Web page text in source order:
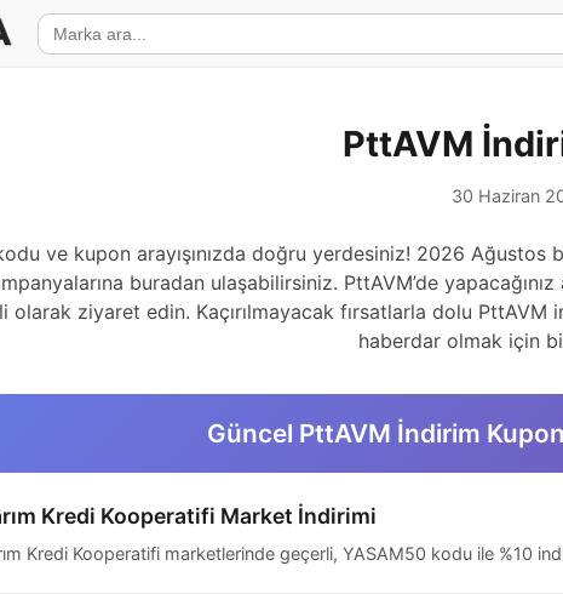
PttAVM
30 Haziran
ve kupon arayışınızda doğru yerdesiniz! 2026
buradan ulaşabilirsiniz. PttAVM’de
olarak ziyaret edin. Kaçırılmayacak fırsatlarla dolu
haberdar olmak için
Güncel PttAVM İndirim
Kredi Kooperatifi Market İndirimi
Kredi Kooperatifi marketlerinde geçerli, YASAM50 kodu ile %10